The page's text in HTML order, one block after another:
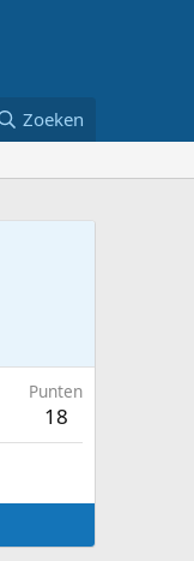
Zoeken
Punten
18